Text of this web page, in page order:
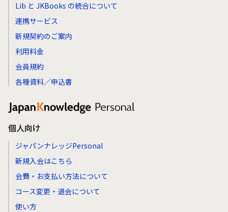
Lib と JKBooks の統合について
連携サービス
新規契約のご案内
利用料金
会員規約
各種資料／申込書
個人向け
ジャパンナレッジPersonal
新規入会はこちら
会費・お支払い方法について
コース変更・退会について
使い方